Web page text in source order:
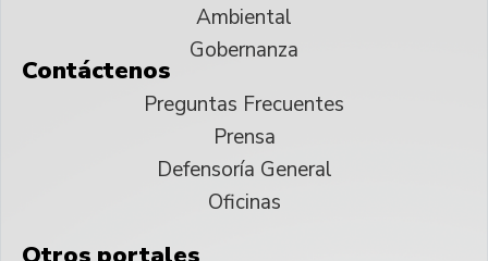
Ambiental
Gobernanza
Contáctenos
Preguntas Frecuentes
Prensa
Defensoría General
Oficinas